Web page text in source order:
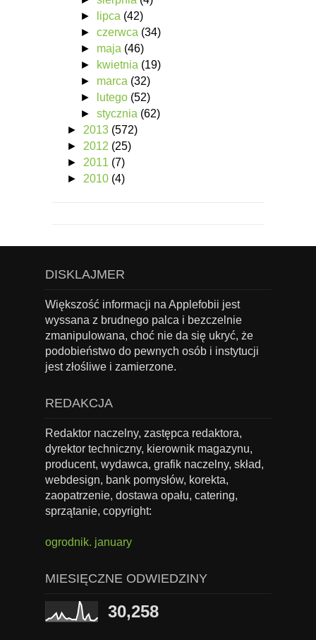
►
lipca (42)
►czerwca (34)
► maja (46)
►
kwietnia (19)
► marca (32)
►
lutego (52)
►stycznia (62)
► 2013 (572)
► 2012 (25)
► 2011 (7)
► 2010 (4)
DISKLAJMER
Większość informacji na Applefobii jest
wyssana z brudnego palca i bezczelnie
zmanipulowana, choć nie da się ukryć, że
podobieństwo do pewnych osób i instytucji
jest złośliwe i zamierzone.
REDAKCJA
Redaktor naczelny, zastępca redaktora,
dyrektor techniczny, kierownik magazynu,
producent, wydawca, grafik naczelny, skład,
webdesign, bank pomysłów, korekta,
zaopatrzenie, dostawa opału, catering,
sprzątanie, copyright:
ogrodnik. january
MIESIĘCZNE ODWIEDZINY
30,258